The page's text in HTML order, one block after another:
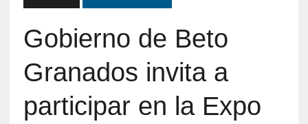
Gobierno de Beto
Granados invita a
participar en la Expo